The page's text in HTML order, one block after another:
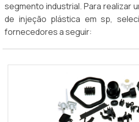
segmento industrial. Para realizar
de injeção plástica em sp,
fornecedores a seguir: